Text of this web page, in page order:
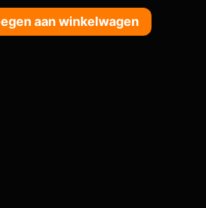
aan winkelwagen